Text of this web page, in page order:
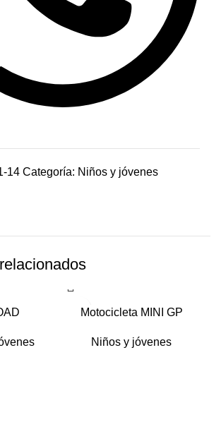
14 Categoría: Niños y jóvenes
Motocicleta MINI GP
Niños y jóvenes